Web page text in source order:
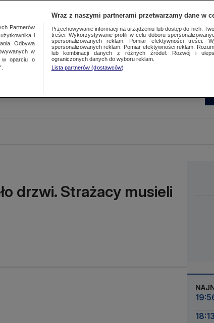
drzwi. Strażacy musieli
18:13
Partnerów
i
Odbywa
w
w oparciu o
Wraz z naszymi partnerami przetwarzamy dane w
Przechowywanie informacji na urządzeniu lub dostęp do nich.
treści. Wykorzystywanie profili w celu doboru
spersonalizowanych reklam. Pomiar efektywności treści.
spersonalizowanych reklam. Pomiar efektywności reklam.
lub kombinacji danych z różnych źródeł. Rozwój i
ograniczonych danych do wyboru reklam.
Lista partnerów (dostawców)